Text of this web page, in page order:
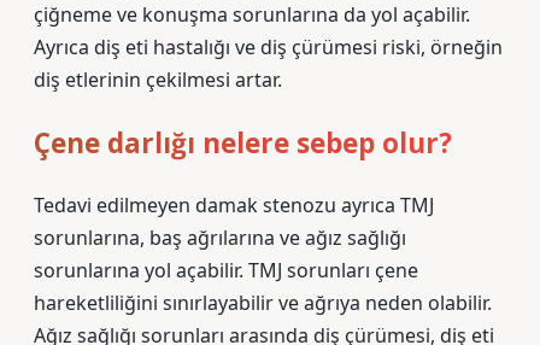
çiğneme ve konuşma sorunlarına da yol açabilir.
Ayrıca diş eti hastalığı ve diş çürümesi riski, örneğin
diş etlerinin çekilmesi artar.
Çene darlığı nelere sebep olur?
Tedavi edilmeyen damak stenozu ayrıca TMJ
sorunlarına, baş ağrılarına ve ağız sağlığı
sorunlarına yol açabilir. TMJ sorunları çene
hareketliliğini sınırlayabilir ve ağrıya neden olabilir.
Ağız sağlığı sorunları arasında diş çürümesi, diş eti